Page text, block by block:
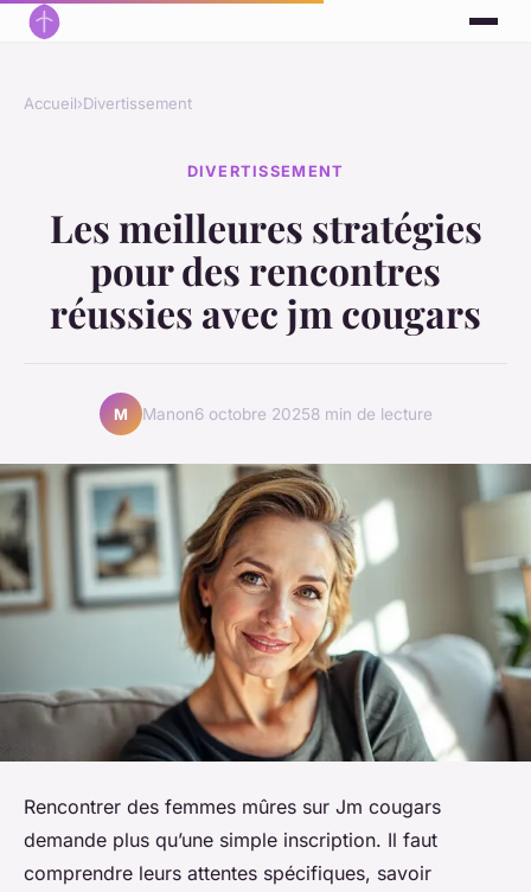
Accueil›Divertissement
DIVERTISSEMENT
Les meilleures stratégies
pour des rencontres
réussies avec jm cougars
M Manon6 octobre 20258 min de lecture
Rencontrer des femmes mûres sur Jm cougars
demande plus qu’une simple inscription. Il faut
comprendre leurs attentes spécifiques, savoir